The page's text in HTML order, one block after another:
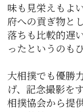
味も見栄えもよ
府への貢ぎ物と
落ちも比較的遅
ったというのも
大相撲でも優勝
げ、記念撮影を
相撲協会から提